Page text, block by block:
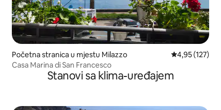
Početna stranica u mjestu Milazzo prosječna
4,95 (127)
Casa Marina di San Francesco
Stanovi sa klima-uređajem